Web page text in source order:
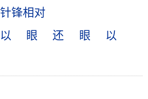
针锋相对
以 眼 还 眼
以